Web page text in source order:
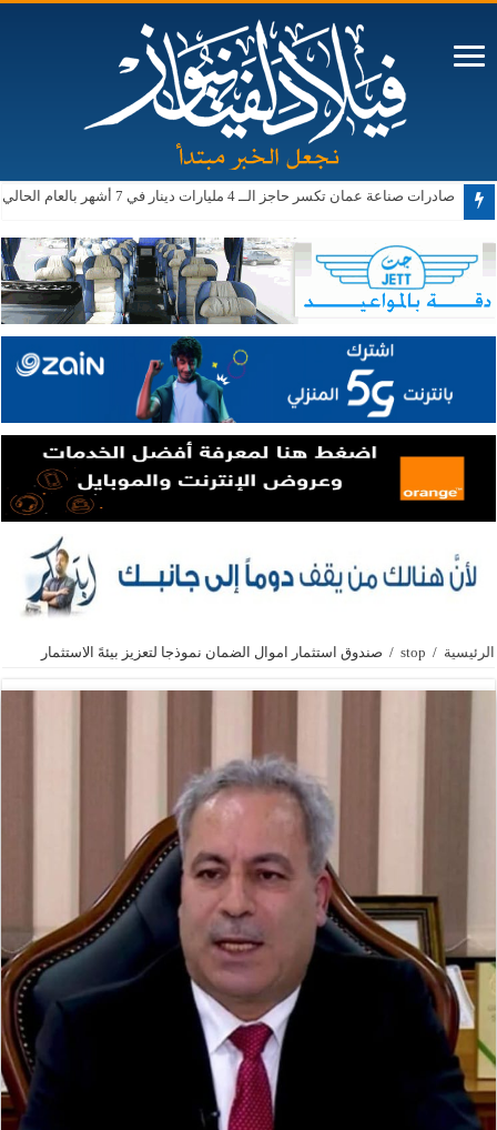
صادرات صناعة عمان تكسر حاجز الــ 4 مليارات دينار في 7 أشهر بالعام الحالي
مستوطنون يقتحمون الأقصى ويعتدون على أملاك الفلسطينيين بالضفة
الرئيسية /
stop
/ صندوق استثمار اموال الضمان نموذجا لتعزيز بيئهً الاستثمار